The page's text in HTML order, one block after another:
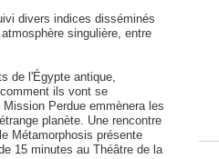
divers indices disséminés
singulière, entre
de l'Égypte antique,
ils vont se
Perdue emmènera les
planète. Une rencontre
Métamorphosis présente
15 minutes au Théâtre de la